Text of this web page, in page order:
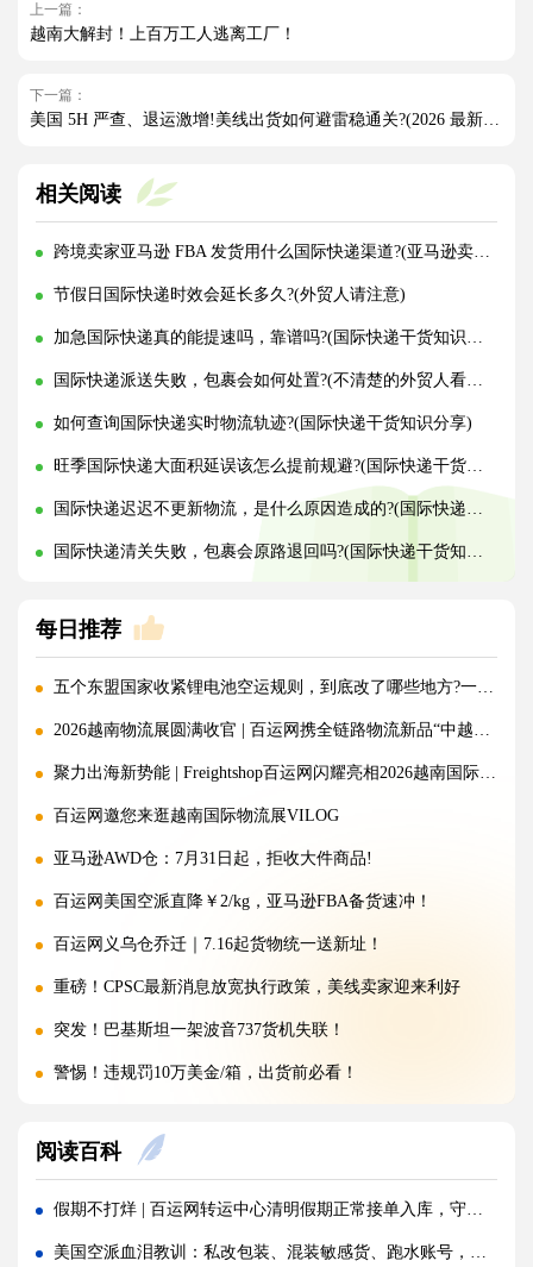
上一篇：
越南大解封！上百万工人逃离工厂！
下一篇：
美国 5H 严查、退运激增!美线出货如何避雷稳通关?(2026 最新实操指南)
相关阅读
跨境卖家亚马逊 FBA 发货用什么国际快递渠道?(亚马逊卖家必看篇)
节假日国际快递时效会延长多久?(外贸人请注意)
加急国际快递真的能提速吗，靠谱吗?(国际快递干货知识分享)
国际快递派送失败，包裹会如何处置?(不清楚的外贸人看过来)
如何查询国际快递实时物流轨迹?(国际快递干货知识分享)
旺季国际快递大面积延误该怎么提前规避?(国际快递干货知识分享)
国际快递迟迟不更新物流，是什么原因造成的?(国际快递干货知识分享)
国际快递清关失败，包裹会原路退回吗?(国际快递干货知识分享)
每日推荐
五个东盟国家收紧锂电池空运规则，到底改了哪些地方?一文讲清!
2026越南物流展圆满收官 | 百运网携全链路物流新品“中越美专线”强势出圈！
聚力出海新势能 | Freightshop百运网闪耀亮相2026越南国际物流展
百运网邀您来逛越南国际物流展VILOG
亚马逊AWD仓：7月31日起，拒收大件商品!
百运网美国空派直降￥2/kg，亚马逊FBA备货速冲！
百运网义乌仓乔迁｜7.16起货物统一送新址！
重磅！CPSC最新消息放宽执行政策，美线卖家迎来利好
突发！巴基斯坦一架波音737货机失联！
警惕！违规罚10万美金/箱，出货前必看！
警报!美国海关连发四道“封杀令”，你的货还能顺利进美国吗?
百运网邀您来上海双年展逛展领钱啦！
百运网端午假期不打烊，各仓收发货安排速看！
阅读百科
假期不打烊 | 百运网转运中心清明假期正常接单入库，守护每一份跨境托付!
美国空派血泪教训：私改包装、混装敏感货、跑水账号，千万别碰！